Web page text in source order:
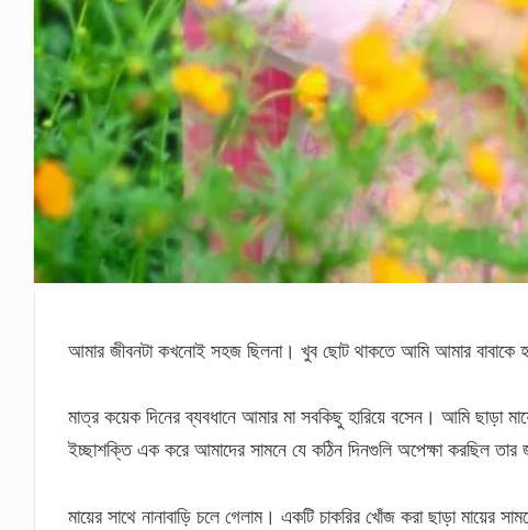
আমার জীবনটা কখনোই সহজ ছিলনা। খুব ছোট থাকতে আমি আমার বাবাকে
মাত্র কয়েক দিনের ব্যবধানে আমার মা সবকিছু হারিয়ে বসেন। আমি
ইচ্ছাশক্তি এক করে আমাদের সামনে যে কঠিন দিনগুলি অপেক্ষা করছিল
মায়ের সাথে নানাবাড়ি চলে গেলাম। একটি চাকরির খোঁজ করা ছাড়া মায়ের